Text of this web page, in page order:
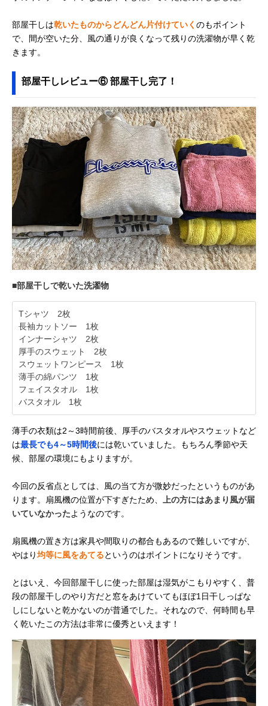
部屋干しは乾いたものからどんどん片付けていく のもポイント
で、間が空いた分、風の通りが良くなって残りの洗濯物が早く乾
きます。
部屋干しレビュー⑥ 部屋干し完了！
■部屋干しで乾いた洗濯物
Tシャツ 2枚
長袖カットソー 1枚
インナーシャツ 2枚
厚手のスウェット 2枚
スウェットワンピース 1枚
薄手の綿パンツ 1枚
フェイスタオル 1枚
バスタオル 1枚
薄手の衣類は2～3時間前後、厚手のバスタオルやスウェットなど
は最長でも4～5時間後には乾いていました。もちろん季節や天
候、部屋の環境にもよりますが。
今回の反省点としては、風の当て方が微妙だったというものがあ
ります。扇風機の位置が下すぎたため、
上の方にはあまり風が届
いていなかったようなのです。
扇風機の置き方は家具や間取りの都合もあるので難しいですが、
やはり均等に風をあてるというのはポイントになりそうです。
とはいえ、今回部屋干しに使った部屋は湿気がこもりやすく、普
段の部屋干しのやり方だと窓をあけていてもほぼ1日干しっぱな
しにしないと乾かないのが普通でした。それなので、何時間も早
く乾いたこの方法は非常に優秀といえます！